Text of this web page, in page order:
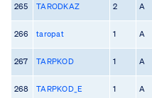
265 TARODKAZ 2 A
266 taropat 1 A
267 TARPKOD 1 A
268 TARPKOD_E 1 A